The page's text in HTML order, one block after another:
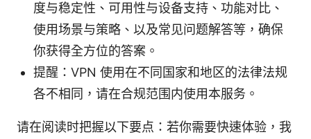
度与稳定性、可用性与设备支持、功能对比、
使用场景与策略、以及常见问题解答等，确保
你获得全方位的答案。
提醒：VPN 使用在不同国家和地区的法律法规
各不相同，请在合规范围内使用本服务。
请在阅读时把握以下要点：若你需要快速体验，我